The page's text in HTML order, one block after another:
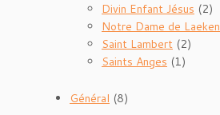
Divin Enfant Jésus (2)
Notre Dame de Laeken
Saint Lambert (2)
Saints Anges (1)
Général (8)